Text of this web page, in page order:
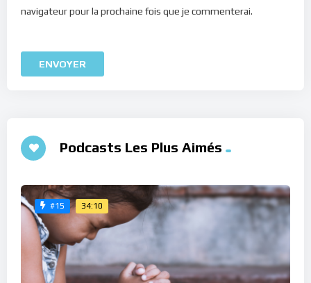
navigateur pour la prochaine fois que je commenterai.
Podcasts Les Plus Aimés
#15 34:10